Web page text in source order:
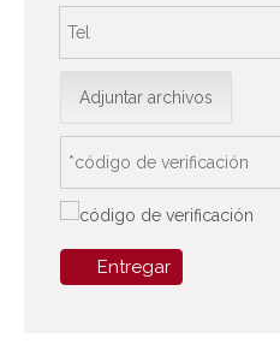
Adjuntar archivos
Entregar